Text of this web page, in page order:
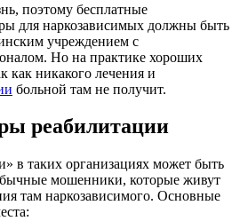
поэтому бесплатные
для наркозависимых должны быть
учреждением с
Но на практике хороших
как никакого лечения и
больной там не получит.
реабилитации
в таких организациях может быть
мошенники, которые живут
там наркозависимого. Основные